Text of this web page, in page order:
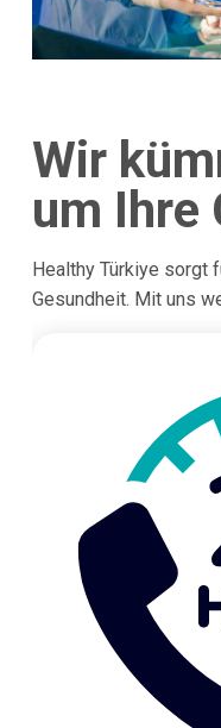
Wir
um Ihre
Healthy Türkiye sorgt
Gesundheit. Mit uns